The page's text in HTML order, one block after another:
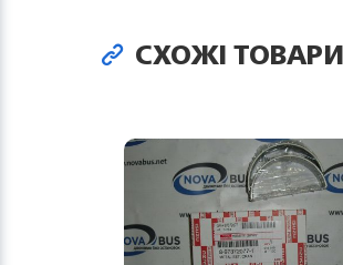
СХОЖІ ТОВАРИ